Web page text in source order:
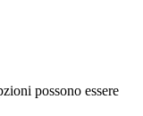
possono essere